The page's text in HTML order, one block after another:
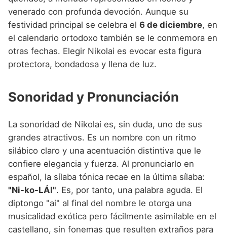
venerado con profunda devoción. Aunque su
festividad principal se celebra el 6 de diciembre, en
el calendario ortodoxo también se le conmemora en
otras fechas. Elegir Nikolai es evocar esta figura
protectora, bondadosa y llena de luz.
Sonoridad y Pronunciación
La sonoridad de Nikolai es, sin duda, uno de sus
grandes atractivos. Es un nombre con un ritmo
silábico claro y una acentuación distintiva que le
confiere elegancia y fuerza. Al pronunciarlo en
español, la sílaba tónica recae en la última sílaba:
"Ni-ko-LÁI". Es, por tanto, una palabra aguda. El
diptongo "ai" al final del nombre le otorga una
musicalidad exótica pero fácilmente asimilable en el
castellano, sin fonemas que resulten extraños para